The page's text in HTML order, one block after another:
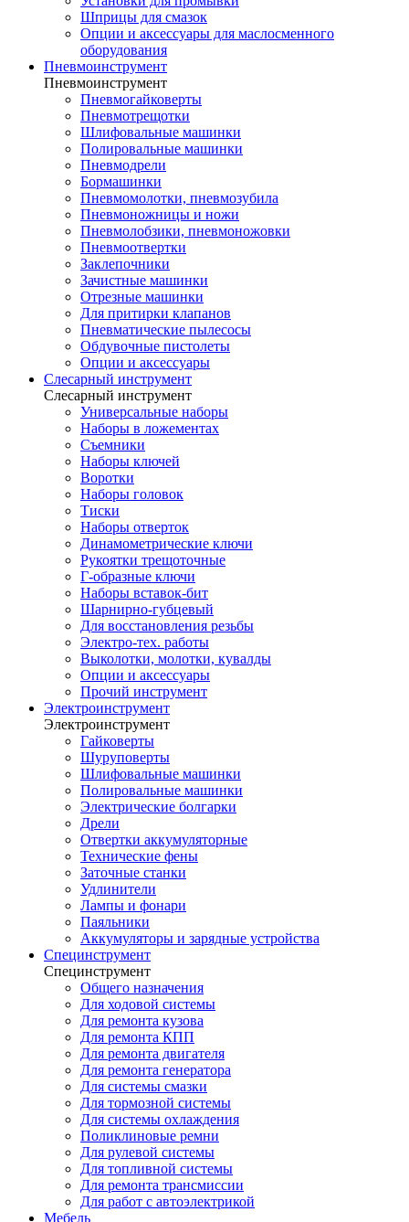
Шприцы для смазок
Опции и аксессуары для маслосменного
оборудования
Пневмоинструмент
Пневмоинструмент
Пневмогайковерты
Пневмотрещотки
Шлифовальные машинки
Полировальные машинки
Пневмодрели
Бормашинки
Пневмомолотки, пневмозубила
Пневмоножницы и ножи
Пневмолобзики, пневмоножовки
Пневмоотвертки
Заклепочники
Зачистные машинки
Отрезные машинки
Для притирки клапанов
Пневматические пылесосы
Обдувочные пистолеты
Опции и аксессуары
Слесарный инструмент
Слесарный инструмент
Универсальные наборы
Наборы в ложементах
Съемники
Наборы ключей
Воротки
Наборы головок
Тиски
Наборы отверток
Динамометрические ключи
Рукоятки трещоточные
Г-образные ключи
Наборы вставок-бит
Шарнирно-губцевый
Для восстановления резьбы
Электро-тех. работы
Выколотки, молотки, кувалды
Опции и аксессуары
Прочий инструмент
Электроинструмент
Электроинструмент
Гайковерты
Шуруповерты
Шлифовальные машинки
Полировальные машинки
Электрические болгарки
Дрели
Отвертки аккумуляторные
Технические фены
Заточные станки
Удлинители
Лампы и фонари
Паяльники
Аккумуляторы и зарядные устройства
Специнструмент
Специнструмент
Общего назначения
Для ходовой системы
Для ремонта кузова
Для ремонта КПП
Для ремонта двигателя
Для ремонта генератора
Для системы смазки
Для тормозной системы
Для системы охлаждения
Поликлиновые ремни
Для рулевой системы
Для топливной системы
Для ремонта трансмиссии
Для работ с автоэлектрикой
Мебель